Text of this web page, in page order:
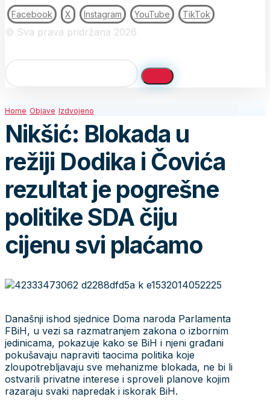
Facebook X Instagram YouTube TikTok
© Sva prava pridržana 2026
Home Objave Izdvojeno
Nikšić: Blokada u
režiji Dodika i Čovića
rezultat je pogrešne
politike SDA čiju
cijenu svi plaćamo
Današnji ishod sjednice Doma naroda Parlamenta
FBiH, u vezi sa razmatranjem zakona o izbornim
jedinicama, pokazuje kako se BiH i njeni građani
pokušavaju napraviti taocima politika koje
zloupotrebljavaju sve mehanizme blokada, ne bi li
ostvarili privatne interese i sproveli planove kojim
razaraju svaki napredak i iskorak BiH.